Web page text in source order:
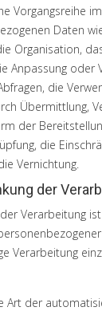
Vorgangsreihe
Daten
Organisation,
Anpassung oder
die
Übermittlung,
der
die
Vernichtung.
der
Verarbeitung
Verarbeitung
Art der